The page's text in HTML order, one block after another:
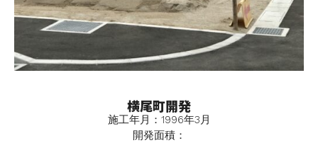
横尾町開発
施工年月：1996年3月
開発面積：